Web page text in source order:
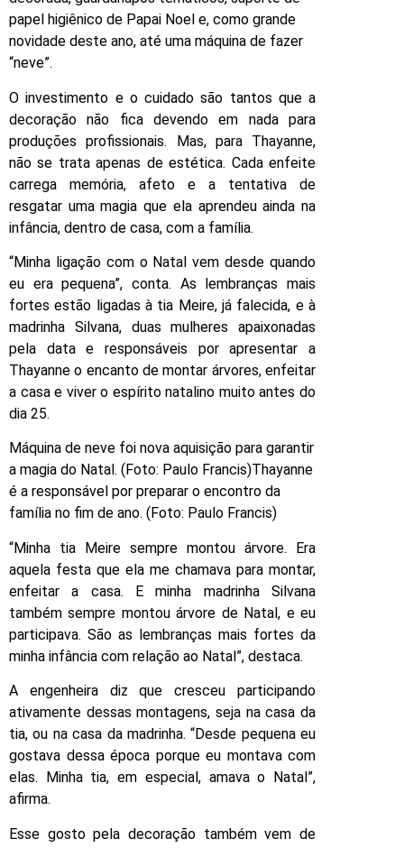
papel higiênico de Papai Noel e, como grande
novidade deste ano, até uma máquina de fazer
“neve”.
O investimento e o cuidado são tantos que a
decoração não fica devendo em nada para
produções profissionais. Mas, para Thayanne,
não se trata apenas de estética. Cada enfeite
carrega memória, afeto e a tentativa de
resgatar uma magia que ela aprendeu ainda na
infância, dentro de casa, com a família.
“Minha ligação com o Natal vem desde quando
eu era pequena”, conta. As lembranças mais
fortes estão ligadas à tia Meire, já falecida, e à
madrinha Silvana, duas mulheres apaixonadas
pela data e responsáveis por apresentar a
Thayanne o encanto de montar árvores, enfeitar
a casa e viver o espírito natalino muito antes do
dia 25.
Máquina de neve foi nova aquisição para garantir
a magia do Natal. (Foto: Paulo Francis)Thayanne
é a responsável por preparar o encontro da
família no fim de ano. (Foto: Paulo Francis)
“Minha tia Meire sempre montou árvore. Era
aquela festa que ela me chamava para montar,
enfeitar a casa. E minha madrinha Silvana
também sempre montou árvore de Natal, e eu
participava. São as lembranças mais fortes da
minha infância com relação ao Natal”, destaca.
A engenheira diz que cresceu participando
ativamente dessas montagens, seja na casa da
tia, ou na casa da madrinha. “Desde pequena eu
gostava dessa época porque eu montava com
elas. Minha tia, em especial, amava o Natal”,
afirma.
Esse gosto pela decoração também vem de